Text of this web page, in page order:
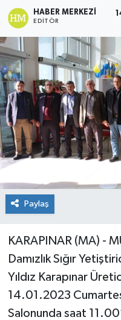
HABER MERKEZI
EDITÖR
Paylaş
KARAPINAR (MA) -
Damızlık Sığır
Yıldız Karapınar
14.01.2023
Salonunda saat